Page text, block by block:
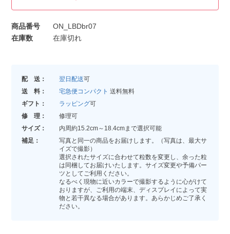
商品番号
ON_LBDbr07
在庫数
在庫切れ
配 送： 翌日配送可
送 料：
宅急便コンパクト 送料無料
ギフト：
ラッピング可
修 理：
修理可
サイズ：
内周約15.2cm～18.4cmまで選択可能
補足：
写真と同一の商品をお届けします。（写真は、最大サ
イズで撮影）
選択されたサイズに合わせて粒数を変更し、余った粒
は同梱してお届けいたします。サイズ変更や予備パー
ツとしてご利用ください。
なるべく現物に近いカラーで撮影するように心がけて
おりますが、ご利用の端末、ディスプレイによって実
物と若干異なる場合があります。あらかじめご了承く
ださい。